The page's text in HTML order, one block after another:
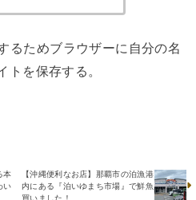
るためブラウザーに自分の名
トを保存する。
本
い
【沖縄便利なお店】那覇市の泊漁港
内にある『泊いゆまち市場』で鮮魚
買いました！